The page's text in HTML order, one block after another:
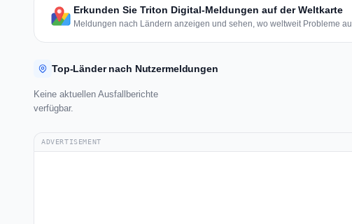
Erkunden Sie Triton Digital-Meldungen auf der Weltkarte
Meldungen nach Ländern anzeigen und sehen, wo weltweit Probleme
Top-Länder nach Nutzermeldungen
Keine aktuellen Ausfallberichte
verfügbar.
ADVERTISEMENT